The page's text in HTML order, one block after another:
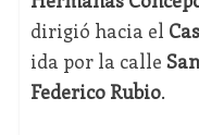
dirigió hacia el
ida por la calle
Federico Rubio.